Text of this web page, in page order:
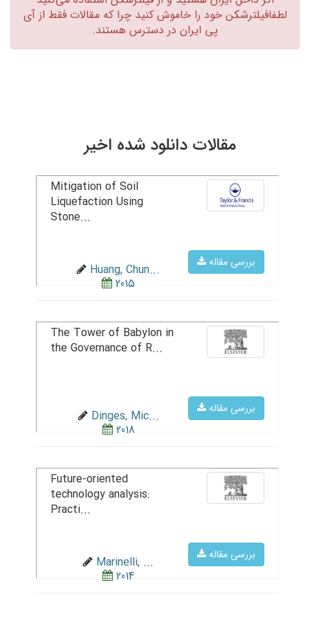
لطفافیلترشکن خود را خاموش کنید چرا که مقالات فقط از آی
پی ایران در دسترس هستند.‏
مقالات دانلود شده اخیر
بررسی مقاله
Mitigation of Soil
Liquefaction Using
Stone...
Huang, Chun...
2015
بررسی مقاله
The Tower of Babylon in
the Governance of R...
Dinges, Mic...
2018
بررسی مقاله
Future-oriented
technology analysis:
Practi...
Marinelli, ...
2014